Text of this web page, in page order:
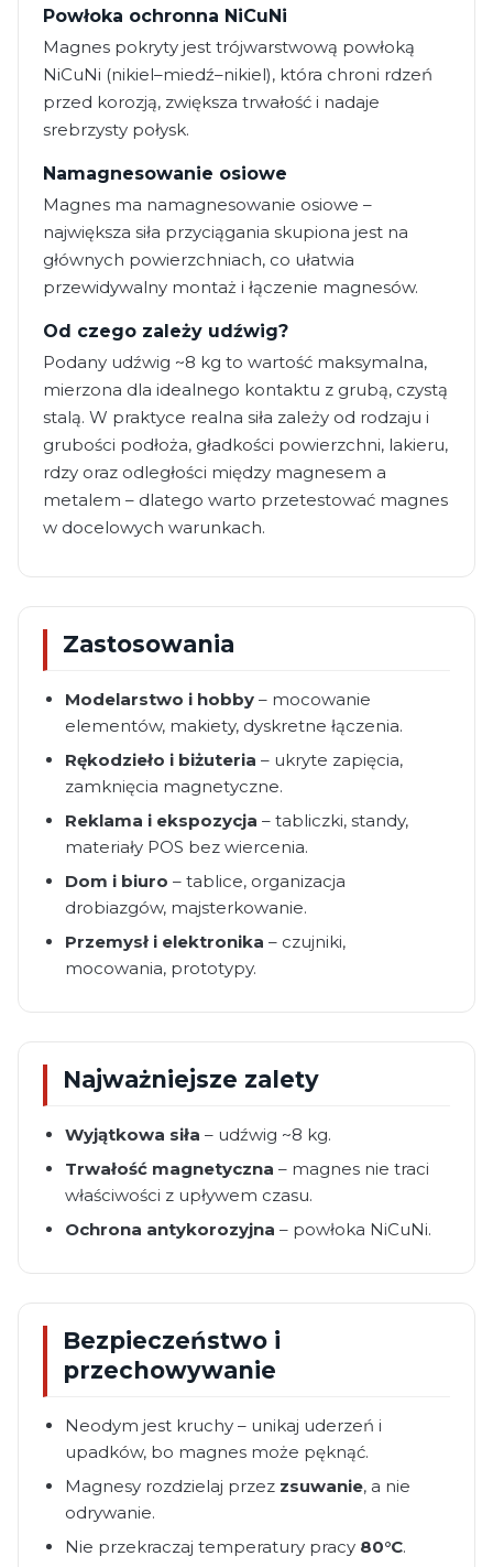
Powłoka ochronna NiCuNi
Magnes pokryty jest trójwarstwową powłoką
NiCuNi (nikiel–miedź–nikiel), która chroni rdzeń
przed korozją, zwiększa trwałość i nadaje
srebrzysty połysk.
Namagnesowanie osiowe
Magnes ma namagnesowanie osiowe –
największa siła przyciągania skupiona jest na
głównych powierzchniach, co ułatwia
przewidywalny montaż i łączenie magnesów.
Od czego zależy udźwig?
Podany udźwig ~8 kg to wartość maksymalna,
mierzona dla idealnego kontaktu z grubą, czystą
stalą. W praktyce realna siła zależy od rodzaju i
grubości podłoża, gładkości powierzchni, lakieru,
rdzy oraz odległości między magnesem a
metalem – dlatego warto przetestować magnes
w docelowych warunkach.
Zastosowania
Modelarstwo i hobby – mocowanie
elementów, makiety, dyskretne łączenia.
Rękodzieło i biżuteria – ukryte zapięcia,
zamknięcia magnetyczne.
Reklama i ekspozycja – tabliczki, standy,
materiały POS bez wiercenia.
Dom i biuro – tablice, organizacja
drobiazgów, majsterkowanie.
Przemysł i elektronika – czujniki,
mocowania, prototypy.
Najważniejsze zalety
Wyjątkowa siła – udźwig ~8 kg.
Trwałość magnetyczna – magnes nie traci
właściwości z upływem czasu.
Ochrona antykorozyjna – powłoka NiCuNi.
Bezpieczeństwo i
przechowywanie
Neodym jest kruchy – unikaj uderzeń i
upadków, bo magnes może pęknąć.
Magnesy rozdzielaj przez zsuwanie, a nie
odrywanie.
Nie przekraczaj temperatury pracy 80°C.